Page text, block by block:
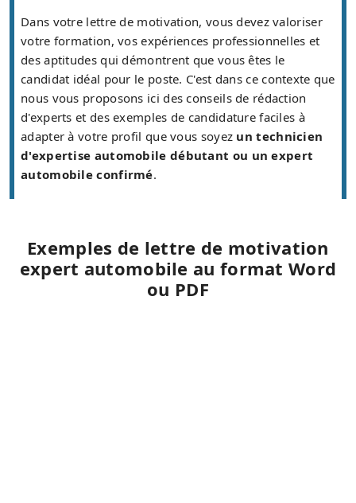
Dans votre lettre de motivation, vous devez valoriser
votre formation, vos expériences professionnelles et
des aptitudes qui démontrent que vous êtes le
candidat idéal pour le poste. C'est dans ce contexte que
nous vous proposons ici des conseils de rédaction
d'experts et des exemples de candidature faciles à
adapter à votre profil que vous soyez un technicien
d'expertise automobile débutant ou un expert
automobile confirmé.
Exemples de lettre de motivation
expert automobile au format Word
ou PDF